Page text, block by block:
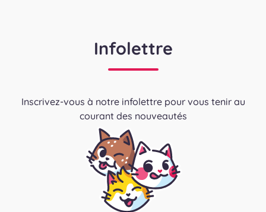
Infolettre
Inscrivez-vous à notre infolettre pour vous tenir au
courant des nouveautés